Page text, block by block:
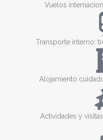
Vuelos
Transporte interno:
Alojamiento
Actividades y